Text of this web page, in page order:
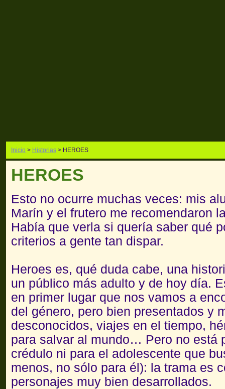
Inicio > Historias > HEROES
HEROES
Esto no ocurre muchas veces: mis
Marín y el frutero me recomendaron
Había que verla si quería saber qué
criterios a gente tan dispar.
Heroes es, qué duda cabe, una
un público más adulto y de hoy día.
en primer lugar que nos vamos a
del género, pero bien presentados y
desconocidos, viajes en el tiempo,
para salvar al mundo… Pero no está
crédulo ni para el adolescente que
menos, no sólo para él): la trama es
personajes muy bien desarrollados.